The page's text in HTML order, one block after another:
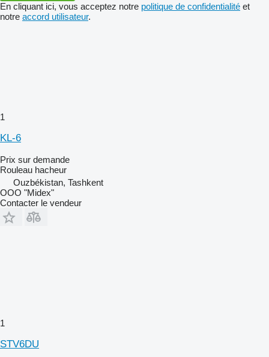
En cliquant ici, vous acceptez notre politique de confidentialité et
notre accord utilisateur.
1
KL-6
Prix sur demande
Rouleau hacheur
Ouzbékistan, Tashkent
OOO "Midex"
Contacter le vendeur
1
STV6DU